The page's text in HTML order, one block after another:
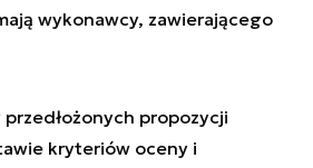
wykonawcy, zawierającego
propozycji
kryteriów oceny i